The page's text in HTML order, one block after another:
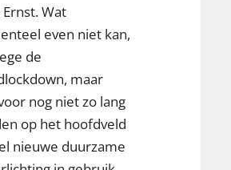
Wat
even niet kan,
de
maar
nog niet zo lang
op het hoofdveld
nieuwe duurzame